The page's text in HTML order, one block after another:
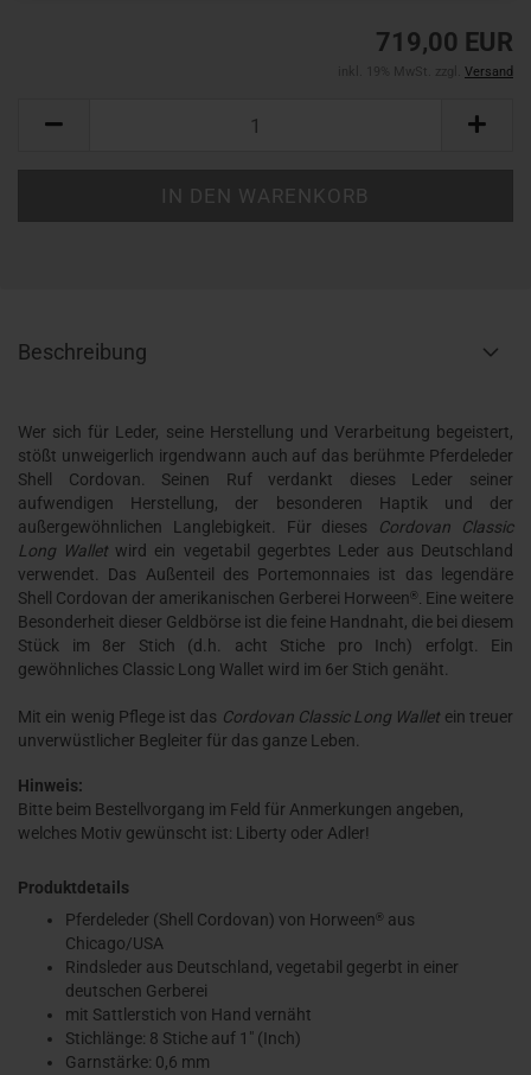
719,00 EUR
Versand
Beschreibung
Wer sich für Leder, seine Herstellung und Verarbeitung begeistert,
stößt unweigerlich irgendwann auch auf das berühmte Pferdeleder
Shell Cordovan. Seinen Ruf verdankt dieses Leder seiner
aufwendigen Herstellung, der besonderen Haptik und der
außergewöhnlichen Langlebigkeit. Für dieses
Cordovan Classic
Long Wallet wird ein vegetabil gegerbtes Leder aus Deutschland
verwendet. Das Außenteil des Portemonnaies ist das legendäre
Shell Cordovan der amerikanischen Gerberei Horween ® . Eine weitere
Besonderheit dieser Geldbörse ist die feine Handnaht, die bei diesem
Stück im 8er Stich (d.h. acht Stiche pro Inch) erfolgt. Ein
gewöhnliches Classic Long Wallet wird im 6er Stich genäht.
Mit ein wenig Pflege ist das Cordovan Classic Long Wallet ein treuer
unverwüstlicher Begleiter für das ganze Leben.
Hinweis:
Bitte beim Bestellvorgang im Feld für Anmerkungen angeben,
welches Motiv gewünscht ist: Liberty oder Adler!
Produktdetails
Pferdeleder (Shell Cordovan) von Horween ® aus
Chicago/USA
Rindsleder aus Deutschland, vegetabil gegerbt in einer
deutschen Gerberei
mit Sattlerstich von Hand vernäht
Stichlänge: 8 Stiche auf 1″ (Inch)
Garnstärke: 0,6 mm